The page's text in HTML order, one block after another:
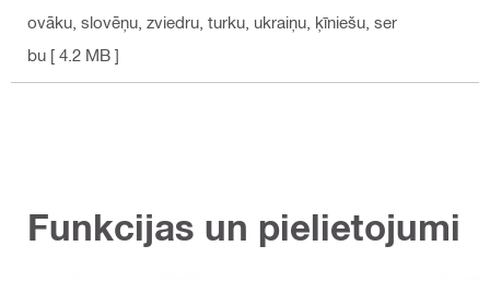
ovāku, slovēņu, zviedru, turku, ukraiņu, ķīniešu, ser
bu [ 4.2 MB ]
Funkcijas un pielietojumi